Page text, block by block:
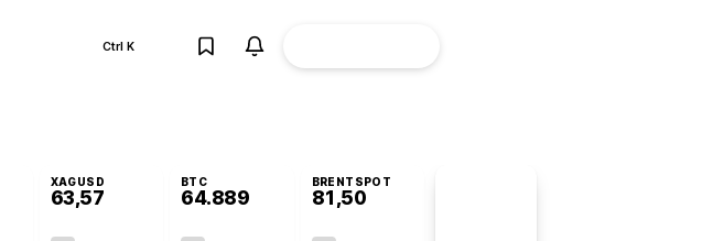
Ctrl K
XAGUSD
63,57
BTC
64.889
BRENTSPOT
81,50